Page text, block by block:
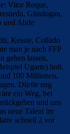
Vitor Roque,
Gündogan,
und Abde
Kessie, Collado
man je nach FFP
gehen lassen,
Ugarte) holt.
100 Millionen,
Dürfte eng
ein Weg, bei
und uns
neue Talent im
schnell 2 vor